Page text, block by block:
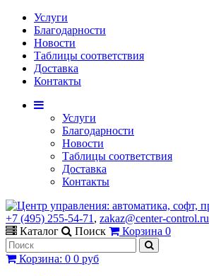
Услуги
Благодарности
Новости
Таблицы соответствия
Доставка
Контакты
Услуги
Благодарности
Новости
Таблицы соответствия
Доставка
Контакты
+7 (495) 255-54-71 , zakaz@center-control.ru
Каталог
Поиск Корзина 0
Корзина: 0 0 руб